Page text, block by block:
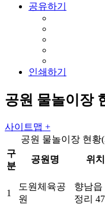
공유하기
인쇄하기
공원 물놀이장
사이트맵 +
공원 물놀이장 현황
구
분
공원명 위치
1
도원체육공
원
향남읍
정리